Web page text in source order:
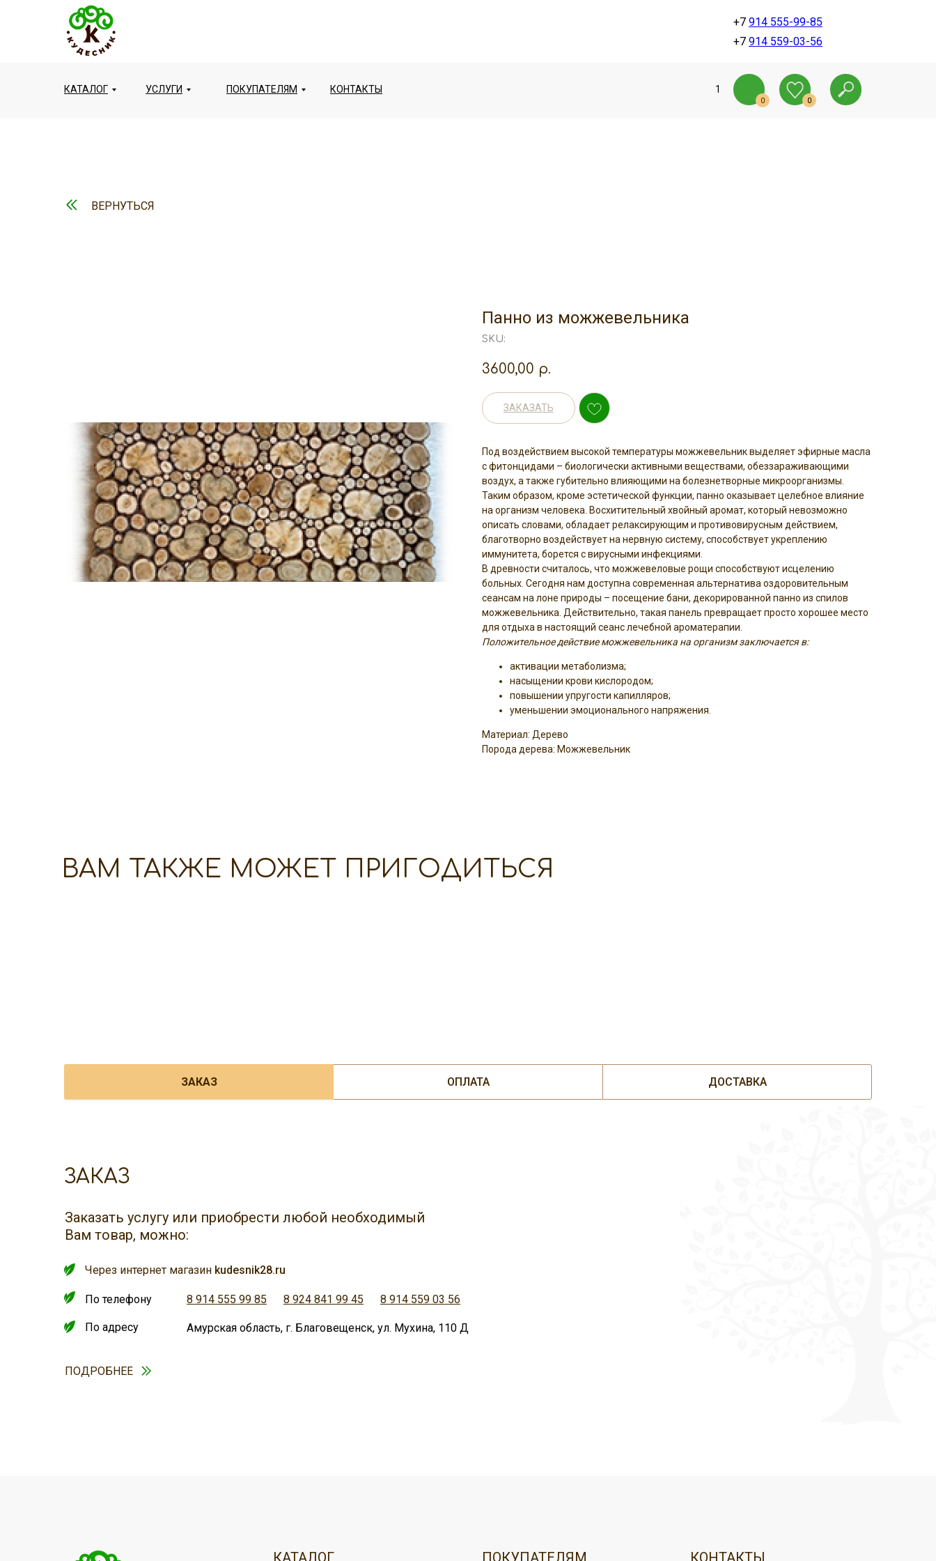
+7 914 559-03-56
+7 914 555-99-85
КОНТАКТЫ
КАТАЛОГ ПОКУПАТЕЛЯМ
УСЛУГИ
0 0
1
ВЕРНУТЬСЯ
Панно из можжевельника
SKU:
3600,00 р.
ЗАКАЗАТЬ
Под воздействием высокой температуры можжевельник выделяет эфирные масла
с фитонцидами – биологически активными веществами, обеззараживающими
воздух, а также губительно влияющими на болезнетворные микроорганизмы.
Таким образом, кроме эстетической функции, панно оказывает целебное влияние
на организм человека. Восхитительный хвойный аромат, который невозможно
описать словами, обладает релаксирующим и противовирусным действием,
благотворно воздействует на нервную систему, способствует укреплению
иммунитета, борется с вирусными инфекциями.
В древности считалось, что можжевеловые рощи способствуют исцелению
больных. Сегодня нам доступна современная альтернатива оздоровительным
сеансам на лоне природы – посещение бани, декорированной панно из спилов
можжевельника. Действительно, такая панель превращает просто хорошее место
для отдыха в настоящий сеанс лечебной ароматерапии.
Положительное действие можжевельника на организм заключается в:
активации метаболизма;
насыщении крови кислородом;
повышении упругости капилляров;
уменьшении эмоционального напряжения.
Материал: Дерево
Порода дерева: Можжевельник
ВАМ ТАКЖЕ МОЖЕТ ПРИГОДИТЬСЯ
ЗАКАЗ ОПЛАТА ДОСТАВКА
ЗАКАЗ
Амурская область, г. Благовещенск, ул. Мухина, 110 Д
8 914 555 99 85 8 924 841 99 45
По телефону
По адресу
8 914 559 03 56
Через интернет магазин kudesnik28.ru
Заказать услугу или приобрести любой необходимый
Вам товар, можно:
ПОДРОБНЕЕ
Доставка осуществляется нашей службой доставки, ПОКУПАТЕЛЯМ
КАТАЛОГ КОНТАКТЫ